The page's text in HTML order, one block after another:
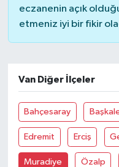
eczanenin açık
etmeniz iyi bir fikir
Van Diğer İlçeler
Bahçesaray
Edremit Erciş
Muradiye Özalp